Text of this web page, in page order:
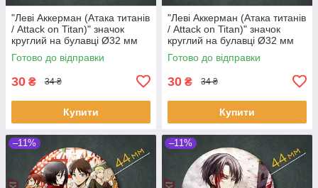
"Леві Аккерман (Атака титанів
/ Attack on Titan)" значок
круглий на булавці Ø32 мм
Готово до відправки
30 ₴ 34 ₴
Купити
"Леві Аккерман (Атака титанів
/ Attack on Titan)" значок
круглий на булавці Ø32 мм
Готово до відправки
30 ₴ 34 ₴
Купити
–11% –11%